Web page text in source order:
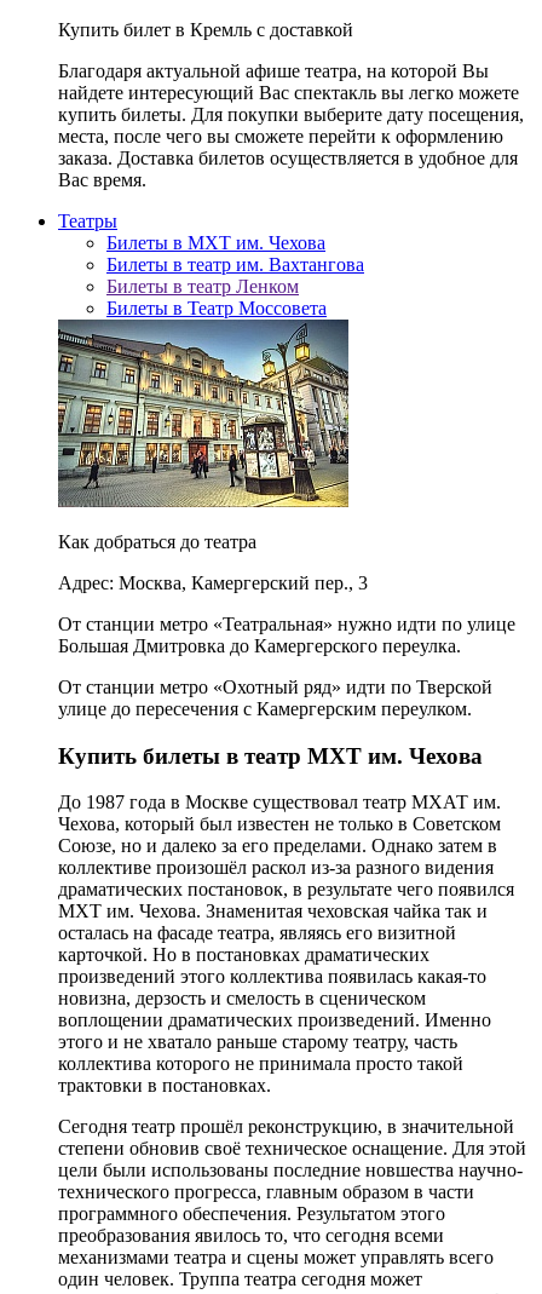
Купить билет в Кремль с доставкой
Благодаря актуальной афише театра, на которой Вы
найдете интересующий Вас спектакль вы легко можете
купить билеты. Для покупки выберите дату посещения,
места, после чего вы сможете перейти к оформлению
заказа. Доставка билетов осуществляется в удобное для
Вас время.
Театры
Билеты в МХТ им. Чехова
Билеты в театр им. Вахтангова
Билеты в театр Ленком
Билеты в Театр Моссовета
Как добраться до театра
Адрес: Москва, Камергерский пер., 3
От станции метро «Театральная» нужно идти по улице
Большая Дмитровка до Камергерского переулка.
От станции метро «Охотный ряд» идти по Тверской
улице до пересечения с Камергерским переулком.
Купить билеты в театр МХТ им. Чехова
До 1987 года в Москве существовал театр МХАТ им.
Чехова, который был известен не только в Советском
Союзе, но и далеко за его пределами. Однако затем в
коллективе произошёл раскол из-за разного видения
драматических постановок, в результате чего появился
МХТ им. Чехова. Знаменитая чеховская чайка так и
осталась на фасаде театра, являясь его визитной
карточкой. Но в постановках драматических
произведений этого коллектива появилась какая-то
новизна, дерзость и смелость в сценическом
воплощении драматических произведений. Именно
этого и не хватало раньше старому театру, часть
коллектива которого не принимала просто такой
трактовки в постановках.
Сегодня театр прошёл реконструкцию, в значительной
степени обновив своё техническое оснащение. Для этой
цели были использованы последние новшества научно-
технического прогресса, главным образом в части
программного обеспечения. Результатом этого
преобразования явилось то, что сегодня всеми
механизмами театра и сцены может управлять всего
один человек. Труппа театра сегодня может